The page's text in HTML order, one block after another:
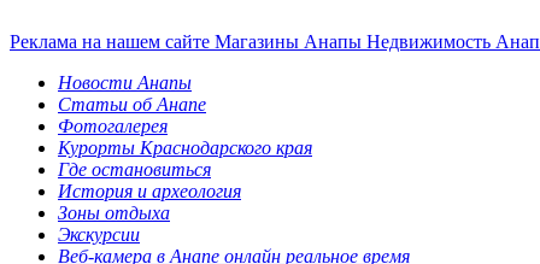
Реклама на нашем сайте Магазины Анапы Недвижимость
Новости Анапы
Статьи об Анапе
Фотогалерея
Курорты Краснодарского края
Где остановиться
История и археология
Зоны отдыха
Экскурсии
Веб-камера в Анапе онлайн реальное время